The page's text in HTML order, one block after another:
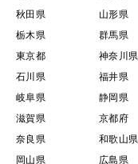
秋田県
山形県
栃木県
群馬県
東京都
神奈川県
石川県
福井県
岐阜県
静岡県
滋賀県
京都府
奈良県
和歌山県
岡山県
広島県